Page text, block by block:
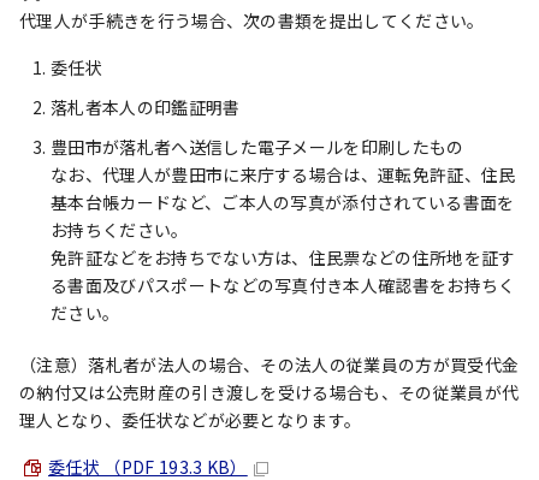
代理人が手続きを行う場合、次の書類を提出してください。
委任状
落札者本人の印鑑証明書
豊田市が落札者へ送信した電子メールを印刷したもの
なお、代理人が豊田市に来庁する場合は、運転免許証、住民
基本台帳カードなど、ご本人の写真が添付されている書面を
お持ちください。
免許証などをお持ちでない方は、住民票などの住所地を証す
る書面及びパスポートなどの写真付き本人確認書をお持ちく
ださい。
（注意）落札者が法人の場合、その法人の従業員の方が買受代金
の納付又は公売財産の引き渡しを受ける場合も、その従業員が代
理人となり、委任状などが必要となります。
委任状 （PDF 193.3 KB）